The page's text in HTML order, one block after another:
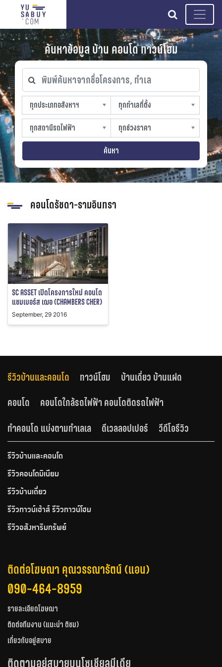
search
ค้นหาข้อมูล บ้าน คอนโด ทาวน์โฮม
พิมพ์ค้นหาจากชื่อโครงการ, ทำเล
ทุกประเภทอสังหาฯ
ทุกประเภทอสังหาฯ
sproperty
ทุกทำเลที่ตั้ง
ทุกทำเลที่ตั้ง
slocation
ทุกสถานีรถไฟฟ้า
ทุกสถานีรถไฟฟ้า
strain-station
ทุกช่วงราคา
ทุกช่วงราคา
sprice
ค้นหา
คอนโดรัชดา-รามอินทรา
SC ASSET เปิดโครงการใหม่ คอนโด
แชมเบอร์ส เฌอ (CHAMBERS CHER)
September, 29 2016
รีวิวบ้านและคอนโด ทาวน์โฮม
บ้านเดี่ยว บ้านแฝด
คอนโด
คอนโดใกล้รถไฟฟ้า คอนโดติดรถไฟฟ้า
ทำคอนโด แบ่งตามทำเลเล
ดีเวลลอปเปอร์ วีดีโอรีวิว
รีวิวบ้านและคอนโด
รีวิวคอนโดมิเนียม
รีวิวบ้านเดี่ยว
รีวิวทาวน์เฮ้าส์ รีวิวทาวน์โฮม
รีวิวอสังหาริมทรัพย์
ติดต่อโฆษณา คุณวรรณารัตน์ (แอน)
090-464-8959
รายละเอียดโฆษณา
ติดต่อทีมงาน (แนะนำ ติชม)
เกี่ยวกับอยู่สบาย
ติดตามอยู่สบายบนโซเชียลมีเดีย